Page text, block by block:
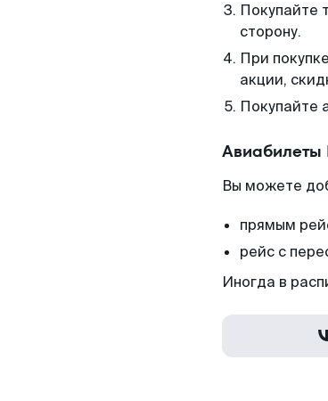
Покупайте
сторону.
При
акции,
Покупайте
Авиабилеты
Вы можете
прямым
рейс с
Иногда в